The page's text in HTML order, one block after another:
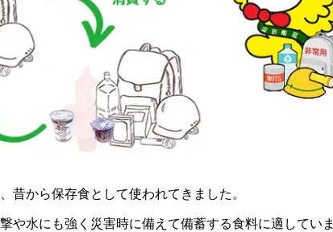
昔から保存食として使われてきました。
や水にも強く災害時に備えて備蓄する食料に適していま